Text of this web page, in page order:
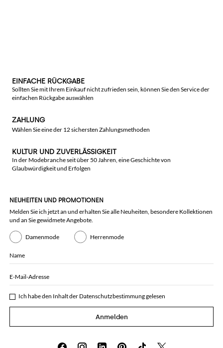
EINFACHE RÜCKGABE
Sollten Sie mit Ihrem Einkauf nicht zufrieden sein, können Sie den Service der
einfachen Rückgabe auswählen
ZAHLUNG
Wählen Sie eine der 12 sichersten Zahlungsmethoden
KULTUR UND ZUVERLÄSSIGKEIT
In der Modebranche seit über 50 Jahren, eine Geschichte von
Glaubwürdigkeit und Erfolgen
NEUHEITEN UND PROMOTIONEN
Melden Sie ich jetzt an und erhalten Sie alle Neuheiten, besondere Kollektionen
und an Sie gewidmete Angebote.
Damenmode Herrenmode
Name
E-Mail-Adresse
Ich habe den Inhalt der Datenschutzbestimmunggelesen
Anmelden